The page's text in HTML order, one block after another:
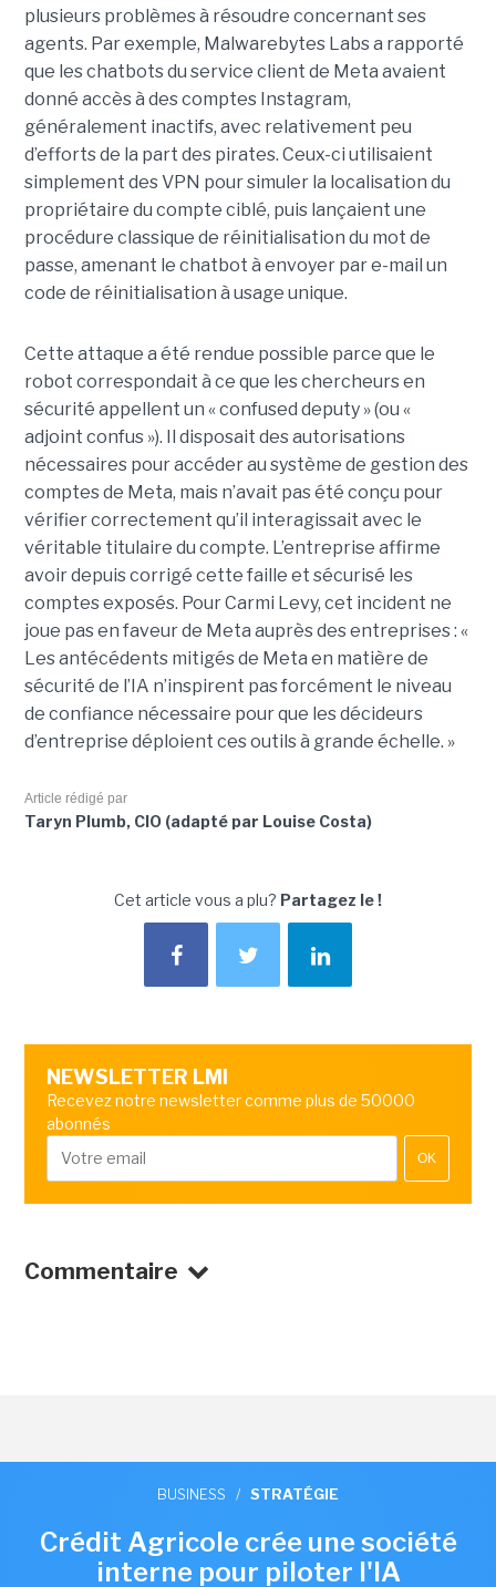
plusieurs problèmes à résoudre concernant ses
agents. Par exemple, Malwarebytes Labs a rapporté
que les chatbots du service client de Meta avaient
donné accès à des comptes Instagram,
généralement inactifs, avec relativement peu
d’efforts de la part des pirates. Ceux-ci utilisaient
simplement des VPN pour simuler la localisation du
propriétaire du compte ciblé, puis lançaient une
procédure classique de réinitialisation du mot de
passe, amenant le chatbot à envoyer par e-mail un
code de réinitialisation à usage unique.
Cette attaque a été rendue possible parce que le
robot correspondait à ce que les chercheurs en
sécurité appellent un « confused deputy » (ou «
adjoint confus »). Il disposait des autorisations
nécessaires pour accéder au système de gestion des
comptes de Meta, mais n’avait pas été conçu pour
vérifier correctement qu’il interagissait avec le
véritable titulaire du compte. L’entreprise affirme
avoir depuis corrigé cette faille et sécurisé les
comptes exposés. Pour Carmi Levy, cet incident ne
joue pas en faveur de Meta auprès des entreprises : «
Les antécédents mitigés de Meta en matière de
sécurité de l’IA n’inspirent pas forcément le niveau
de confiance nécessaire pour que les décideurs
d’entreprise déploient ces outils à grande échelle. »
Article rédigé par
Taryn Plumb, CIO (adapté par Louise Costa)
Cet article vous a plu? Partagez le !
NEWSLETTER LMI
Recevez notre newsletter comme plus de 50000
abonnés
OK
Commentaire
BUSINESS / STRATÉGIE
Crédit Agricole crée une société
interne pour piloter l'IA